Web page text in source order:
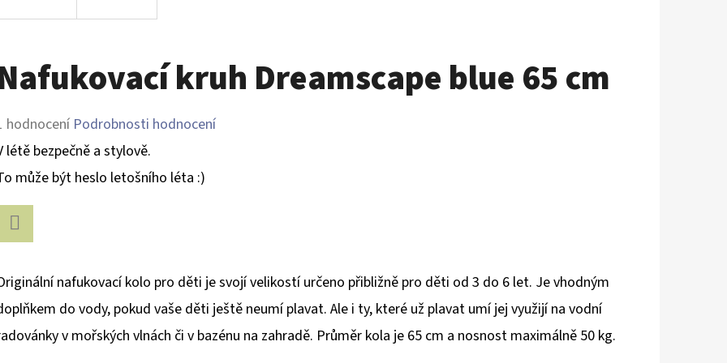
kruh Dreamscape blue 65 cm
hodnocení Podrobnosti hodnocení
létě bezpečně a stylově.
může být heslo letošního léta :)
nafukovací kolo pro děti je svojí velikostí určeno přibližně pro děti od 3 do 6 let. Je vhodným
do vody, pokud vaše děti ještě neumí plavat. Ale i ty, které už plavat umí jej využijí na vodní
v mořských vlnách či v bazénu na zahradě. Průměr kola je 65 cm a nosnost maximálně 50 kg.